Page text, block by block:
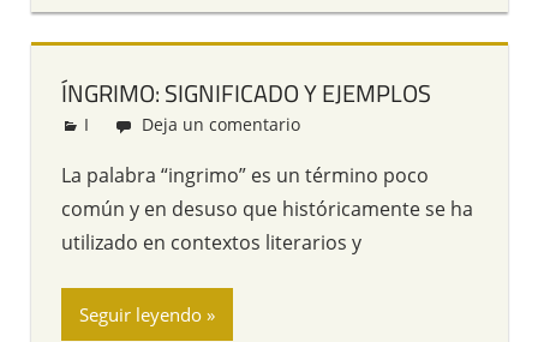
ÍNGRIMO: SIGNIFICADO Y EJEMPLOS
Redacción
I Deja un comentario
La palabra “ingrimo” es un término poco
común y en desuso que históricamente se ha
utilizado en contextos literarios y
Seguir leyendo